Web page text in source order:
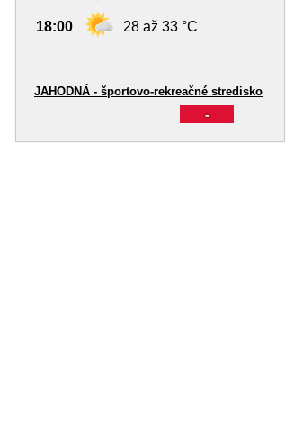
18:00 28 až 33 °C
-
JAHODNÁ - športovo-rekreačné stredisko